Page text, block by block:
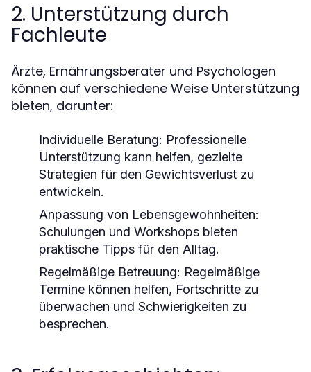
2. Unterstützung durch
Fachleute
Ärzte, Ernährungsberater und Psychologen
können auf verschiedene Weise Unterstützung
bieten, darunter:
Individuelle Beratung: Professionelle
Unterstützung kann helfen, gezielte
Strategien für den Gewichtsverlust zu
entwickeln.
Anpassung von Lebensgewohnheiten:
Schulungen und Workshops bieten
praktische Tipps für den Alltag.
Regelmäßige Betreuung: Regelmäßige
Termine können helfen, Fortschritte zu
überwachen und Schwierigkeiten zu
besprechen.